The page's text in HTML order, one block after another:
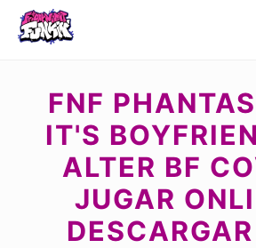
FNF
IT'S
ALTER BF
JUGAR